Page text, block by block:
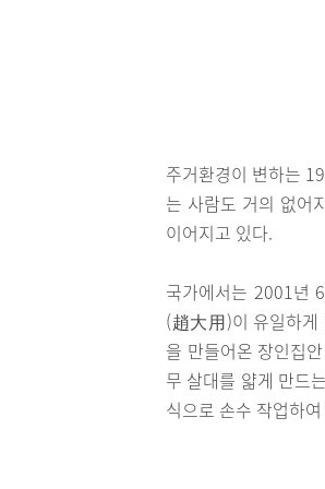
주거환경이 변하는
는 사람도 거의 없어
이어지고 있다.
국가에서는 2001년
(趙大用)이 유일하게
을 만들어온 장인집
무 살대를 얇게 만드
식으로 손수 작업하